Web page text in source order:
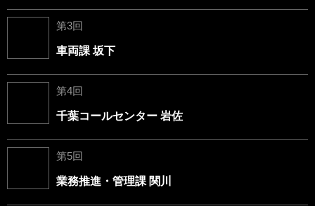
第3回
車両課 坂下
第4回
千葉コールセンター 岩佐
第5回
業務推進・管理課 関川